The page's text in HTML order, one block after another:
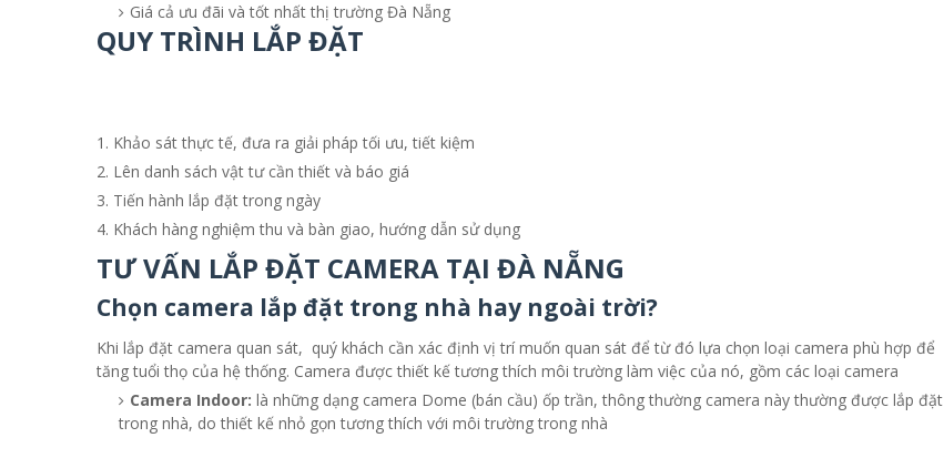
Giá cả ưu đãi và tốt nhất thị trường Đà Nẵng
QUY TRÌNH LẮP ĐẶT
Khảo sát thực tế, đưa ra giải pháp tối ưu, tiết kiệm
Lên danh sách vật tư cần thiết và báo giá
Tiến hành lắp đặt trong ngày
Khách hàng nghiệm thu và bàn giao, hướng dẫn sử dụng
TƯ VẤN LẮP ĐẶT CAMERA TẠI ĐÀ NẴNG
Chọn camera lắp đặt trong nhà hay ngoài trời?
Khi lắp đặt camera quan sát, quý khách cần xác định vị trí muốn quan sát để từ đó lựa chọn loại camera phù hợp để
tăng tuổi thọ của hệ thống. Camera được thiết kế tương thích môi trường làm việc của nó, gồm các loại camera
Camera Indoor: là những dạng camera Dome (bán cầu) ốp trần, thông thường camera này thường được lắp đặt
trong nhà, do thiết kế nhỏ gọn tương thích với môi trường trong nhà